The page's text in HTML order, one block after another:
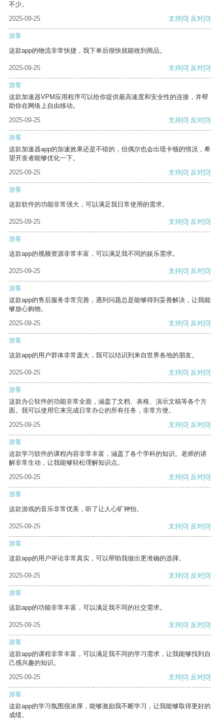
不少。
2025-09-25
支持[0] 反对[0]
游客
这款app的物流非常快捷，我下单后很快就能收到商品。
2025-09-25 支持[0] 反对[0]
游客
这款加速器VPM应用程序可以给你提供最高速度和安全性的连接，并帮
助你在网络上自由移动。
2025-09-25
支持[0] 反对[0]
游客
这款加速器app的加速效果还是不错的，但偶尔也会出现卡顿的情况，希
望开发者能够优化一下。
2025-09-25
支持[0] 反对[0]
游客
这款软件的功能非常强大，可以满足我日常使用的需求。
2025-09-25 支持[0] 反对[0]
游客
这款app的视频资源非常丰富，可以满足我不同的娱乐需求。
2025-09-25 支持[0] 反对[0]
游客
这款app的售后服务非常完善，遇到问题总是能够得到妥善解决，让我能
够放心购物。
2025-09-25
支持[0] 反对[0]
游客
这款app的用户群体非常庞大，我可以结识到来自世界各地的朋友。
2025-09-25 支持[0] 反对[0]
游客
这款办公软件的功能非常全面，涵盖了文档、表格、演示文稿等各个方
面。我可以使用它来完成日常办公的所有任务，非常方便。
2025-09-25
支持[0] 反对[0]
游客
这款学习软件的课程内容非常丰富，涵盖了各个学科的知识。老师的讲
解非常生动，让我能够轻松理解知识点。
2025-09-25
支持[0] 反对[0]
游客
这款游戏的音乐非常优美，听了让人心旷神怡。
2025-09-25 支持[0] 反对[0]
游客
这款app的用户评论非常真实，可以帮助我做出更准确的选择。
2025-09-25 支持[0] 反对[0]
游客
这款app的功能非常丰富，可以满足我不同的社交需求。
2025-09-25 支持[0] 反对[0]
游客
这款app的课程非常丰富，可以满足我不同的学习需求，让我能够找到自
己感兴趣的知识。
2025-09-25
支持[0] 反对[0]
游客
这款app的学习氛围很浓厚，能够激励我不断学习，让我能够取得更好的
成绩。